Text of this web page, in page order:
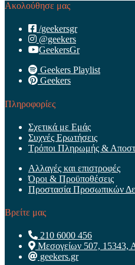
Ακολούθησε μας
/geekersgr
@geekers
GeekersGr
Geekers Playlist
Geekers
Πληροφορίες
Σχετικά με Εμάς
Συχνές Ερωτήσεις
Τρόποι Πληρωμής &
Αλλαγές και επιστροφές
Όροι & Προϋποθέσεις
Προστασία Προσωπικών
Βρείτε μας
210 6000 456
Μεσογείων 507, 15343,
geekers.gr